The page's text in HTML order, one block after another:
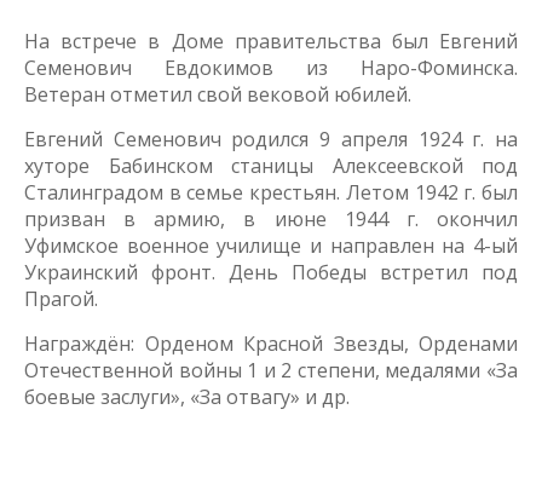
На встрече в Доме правительства был Евгений
Семенович Евдокимов из Наро-Фоминска.
Ветеран отметил свой вековой юбилей.
Евгений Семенович родился 9 апреля 1924 г. на
хуторе Бабинском станицы Алексеевской под
Сталинградом в семье крестьян. Летом 1942 г. был
призван в армию, в июне 1944 г. окончил
Уфимское военное училище и направлен на 4-ый
Украинский фронт. День Победы встретил под
Прагой.
Награждён: Орденом Красной Звезды, Орденами
Отечественной войны 1 и 2 степени, медалями «За
боевые заслуги», «За отвагу» и др.